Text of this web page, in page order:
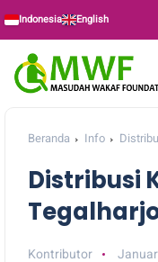
Indonesia English
Beranda Info
Distribusi
Kontributor